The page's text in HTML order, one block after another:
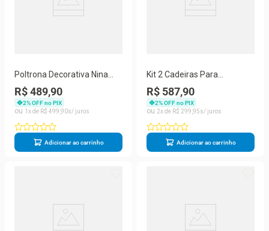
Poltrona Decorativa Nina
Para Sala De Estar Suede
Vermelho Balaqui Decor
R$ 489,90
2% OFF no PIX
1
R$ 499 90
Adicionar ao carrinho
Kit 2 Cadeiras Para
Penteadeira Quarto Modelo
Flor – Balaqui Preto
R$ 587,90
2% OFF no PIX
2
R$ 299 95
Adicionar ao carrinho